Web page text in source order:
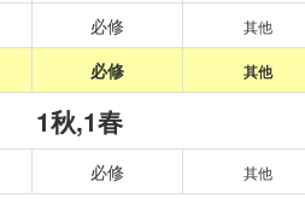
必修 其他
必修 其他
1秋,1春
必修 其他